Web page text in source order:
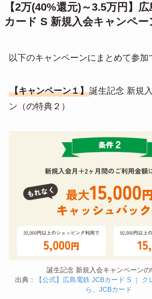
【2万(40%還元)～3.5万円】
カード S 新規入会キャンペー
以下のキャンペーンにまとめて参加
【キャンペーン１】誕生記念 新規
ン（の特典２）
誕生記念 新規入会キャンペーンの
出典：
【公式】広島電鉄 JCBカード S ｜ ク
ら、JCBカード